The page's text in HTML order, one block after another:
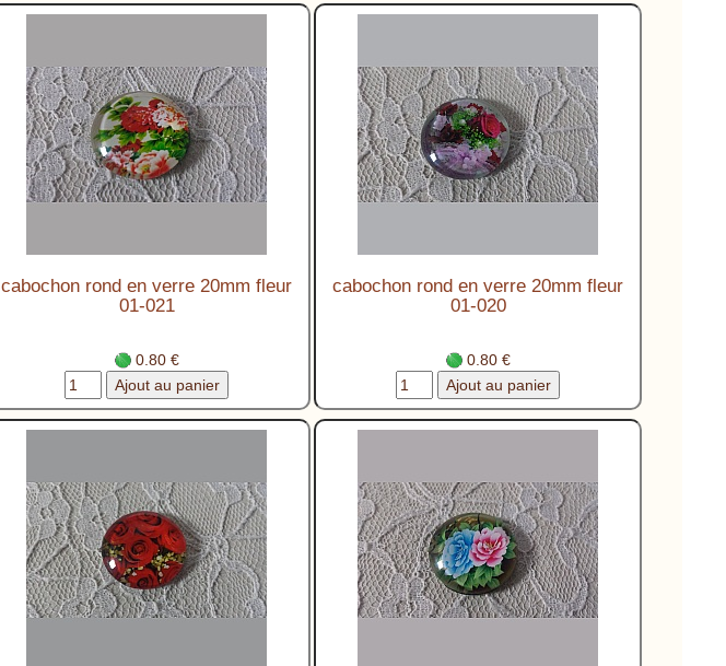
cabochon rond en verre 20mm fleur
01-021
0.80 €
cabochon rond en verre 20mm fleur
01-020
0.80 €